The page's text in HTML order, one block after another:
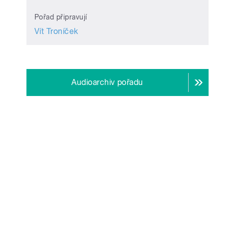
Pořad připravují
Vít Troníček
Audioarchiv pořadu